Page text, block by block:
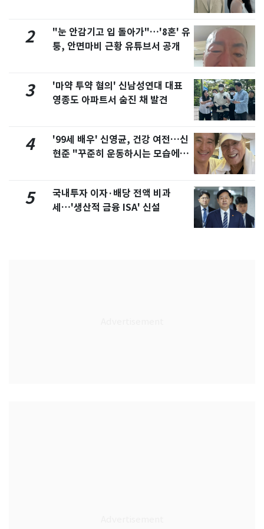
2
"눈 안감기고 입 돌아가"…'8혼' 유
퉁, 안면마비 근황 유튜브서 공개
3
'마약 투약 혐의' 신남성연대 대표
영종도 아파트서 숨진 채 발견
4
'99세 배우' 신영균, 건강 여전…신
현준 "꾸준히 운동하시는 모습에 큰
5
국내투자 이자·배당 전액 비과
세…'생산적 금융 ISA' 신설